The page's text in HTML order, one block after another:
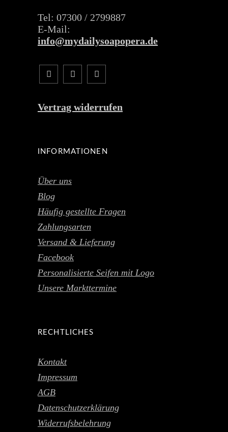
Tel: 07300 / 2799887
E-Mail:
info@mydailysoapopera.de
Vertrag widerrufen
INFORMATIONEN
Über uns
Blog
Häufig gestellte Fragen
Zahlungsarten
Versand & Lieferung
Facebook
Personalisierte Seifen mit Logo
Unsere Markttermine
RECHTLICHES
Kontakt
Impressum
AGB
Datenschutzerklärung
Widerrufsbelehrung